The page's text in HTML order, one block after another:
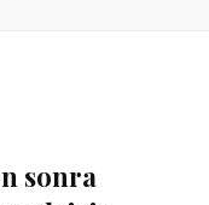
sonra